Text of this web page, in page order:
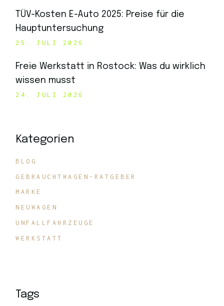
TÜV-Kosten E-Auto 2025: Preise für die
Hauptuntersuchung
25. JULI 2026
Freie Werkstatt in Rostock: Was du wirklich
wissen musst
24. JULI 2026
Kategorien
BLOG
GEBRAUCHTWAGEN-RATGEBER
MARKE
NEUWAGEN
UNFALLFAHRZEUGE
WERKSTATT
Tags